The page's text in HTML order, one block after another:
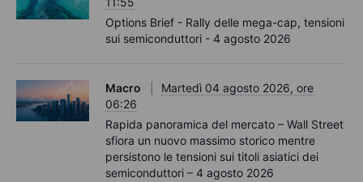
Options Brief - Rally delle mega-cap, tensioni
sui semiconduttori - 4 agosto 2026
Macro
Martedì 04 agosto 2026, ore
06:26
Rapida panoramica del mercato – Wall Street
sfiora un nuovo massimo storico mentre
persistono le tensioni sui titoli asiatici dei
semiconduttori – 4 agosto 2026